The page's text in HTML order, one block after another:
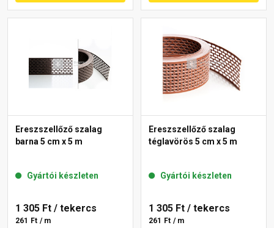
Ereszszellőző szalag
barna 5 cm x 5 m
Gyártói készleten
1 305 Ft / tekercs
261 Ft / m
Ereszszellőző szalag
téglavörös 5 cm x 5 m
Gyártói készleten
1 305 Ft / tekercs
261 Ft / m